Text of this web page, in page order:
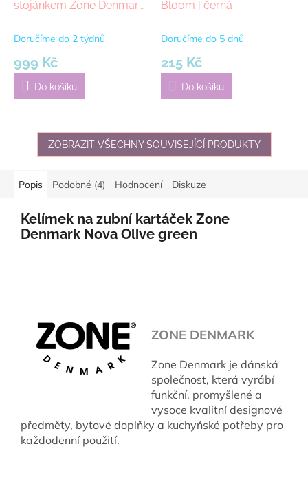
stojánkem Zone Denmark
Doručíme do 2 týdnů
999 Kč
Do košíku
Bloom | černá
Doručíme do 5 dnů
215 Kč
Do košíku
ZOBRAZIT VŠECHNY SOUVISEJÍCÍ PRODUKTY
Popis Podobné (4) Hodnocení Diskuze
Kelímek na zubní kartáček Zone
Denmark Nova Olive green
ZONE DENMARK
Zone Denmark je dánská
společnost, která vyrábí
funkční, promyšlené a
vysoce kvalitní designové
předměty, bytové doplňky a kuchyňské potřeby pro
každodenní použití.